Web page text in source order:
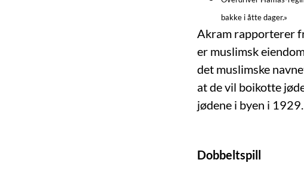
bakke i åtte dager.»
Akram rapporterer
er muslimsk
det muslimske
at de vil boikotte
jødene i byen i 1929.
Dobbeltspill